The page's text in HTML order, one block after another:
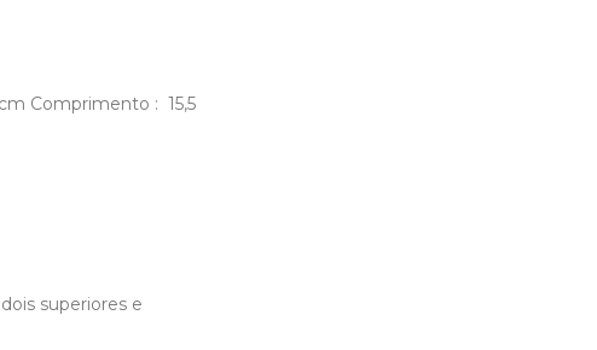
Comprimento : 15,5
superiores e